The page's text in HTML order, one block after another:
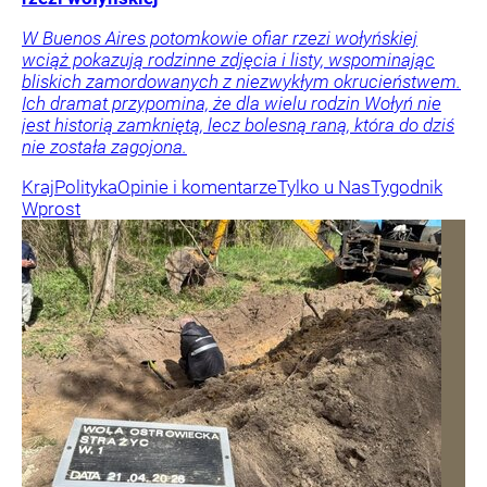
W Buenos Aires potomkowie ofiar rzezi wołyńskiej
wciąż pokazują rodzinne zdjęcia i listy, wspominając
bliskich zamordowanych z niezwykłym okrucieństwem.
Ich dramat przypomina, że dla wielu rodzin Wołyń nie
jest historią zamkniętą, lecz bolesną raną, która do dziś
nie została zagojona.
KrajPolitykaOpinie i komentarzeTylko u NasTygodnik
Wprost